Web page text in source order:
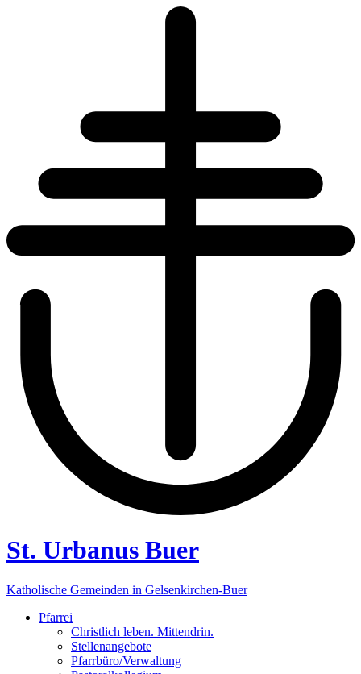
St. Urbanus Buer
Katholische Gemeinden in Gelsenkirchen-Buer
Pfarrei
Christlich leben. Mittendrin.
Stellenangebote
Pfarrbüro/Verwaltung